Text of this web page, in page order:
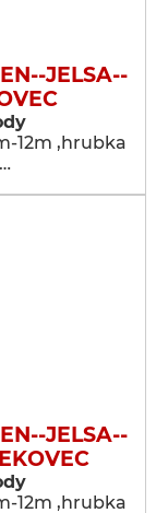
JELSA--
12m ,hrubka
JELSA--
12m ,hrubka